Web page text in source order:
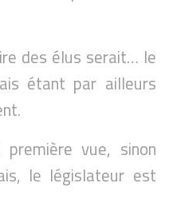
des élus serait… le
étant par ailleurs
vue, sinon
le législateur est